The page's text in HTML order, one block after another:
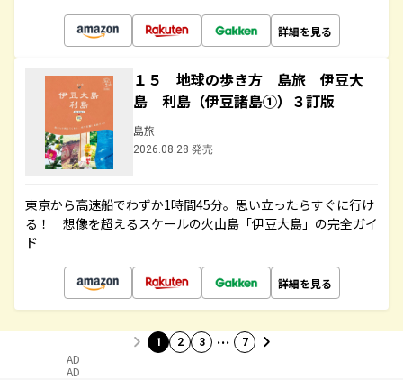
詳細を見る
１５ 地球の歩き方 島旅 伊豆大
島 利島（伊豆諸島①）３訂版
島旅
2026.08.28 発売
東京から高速船でわずか1時間45分。思い立ったらすぐに行け
る！ 想像を超えるスケールの火山島「伊豆大島」の完全ガイ
ド
詳細を見る
1 2 3 … 7
AD
AD